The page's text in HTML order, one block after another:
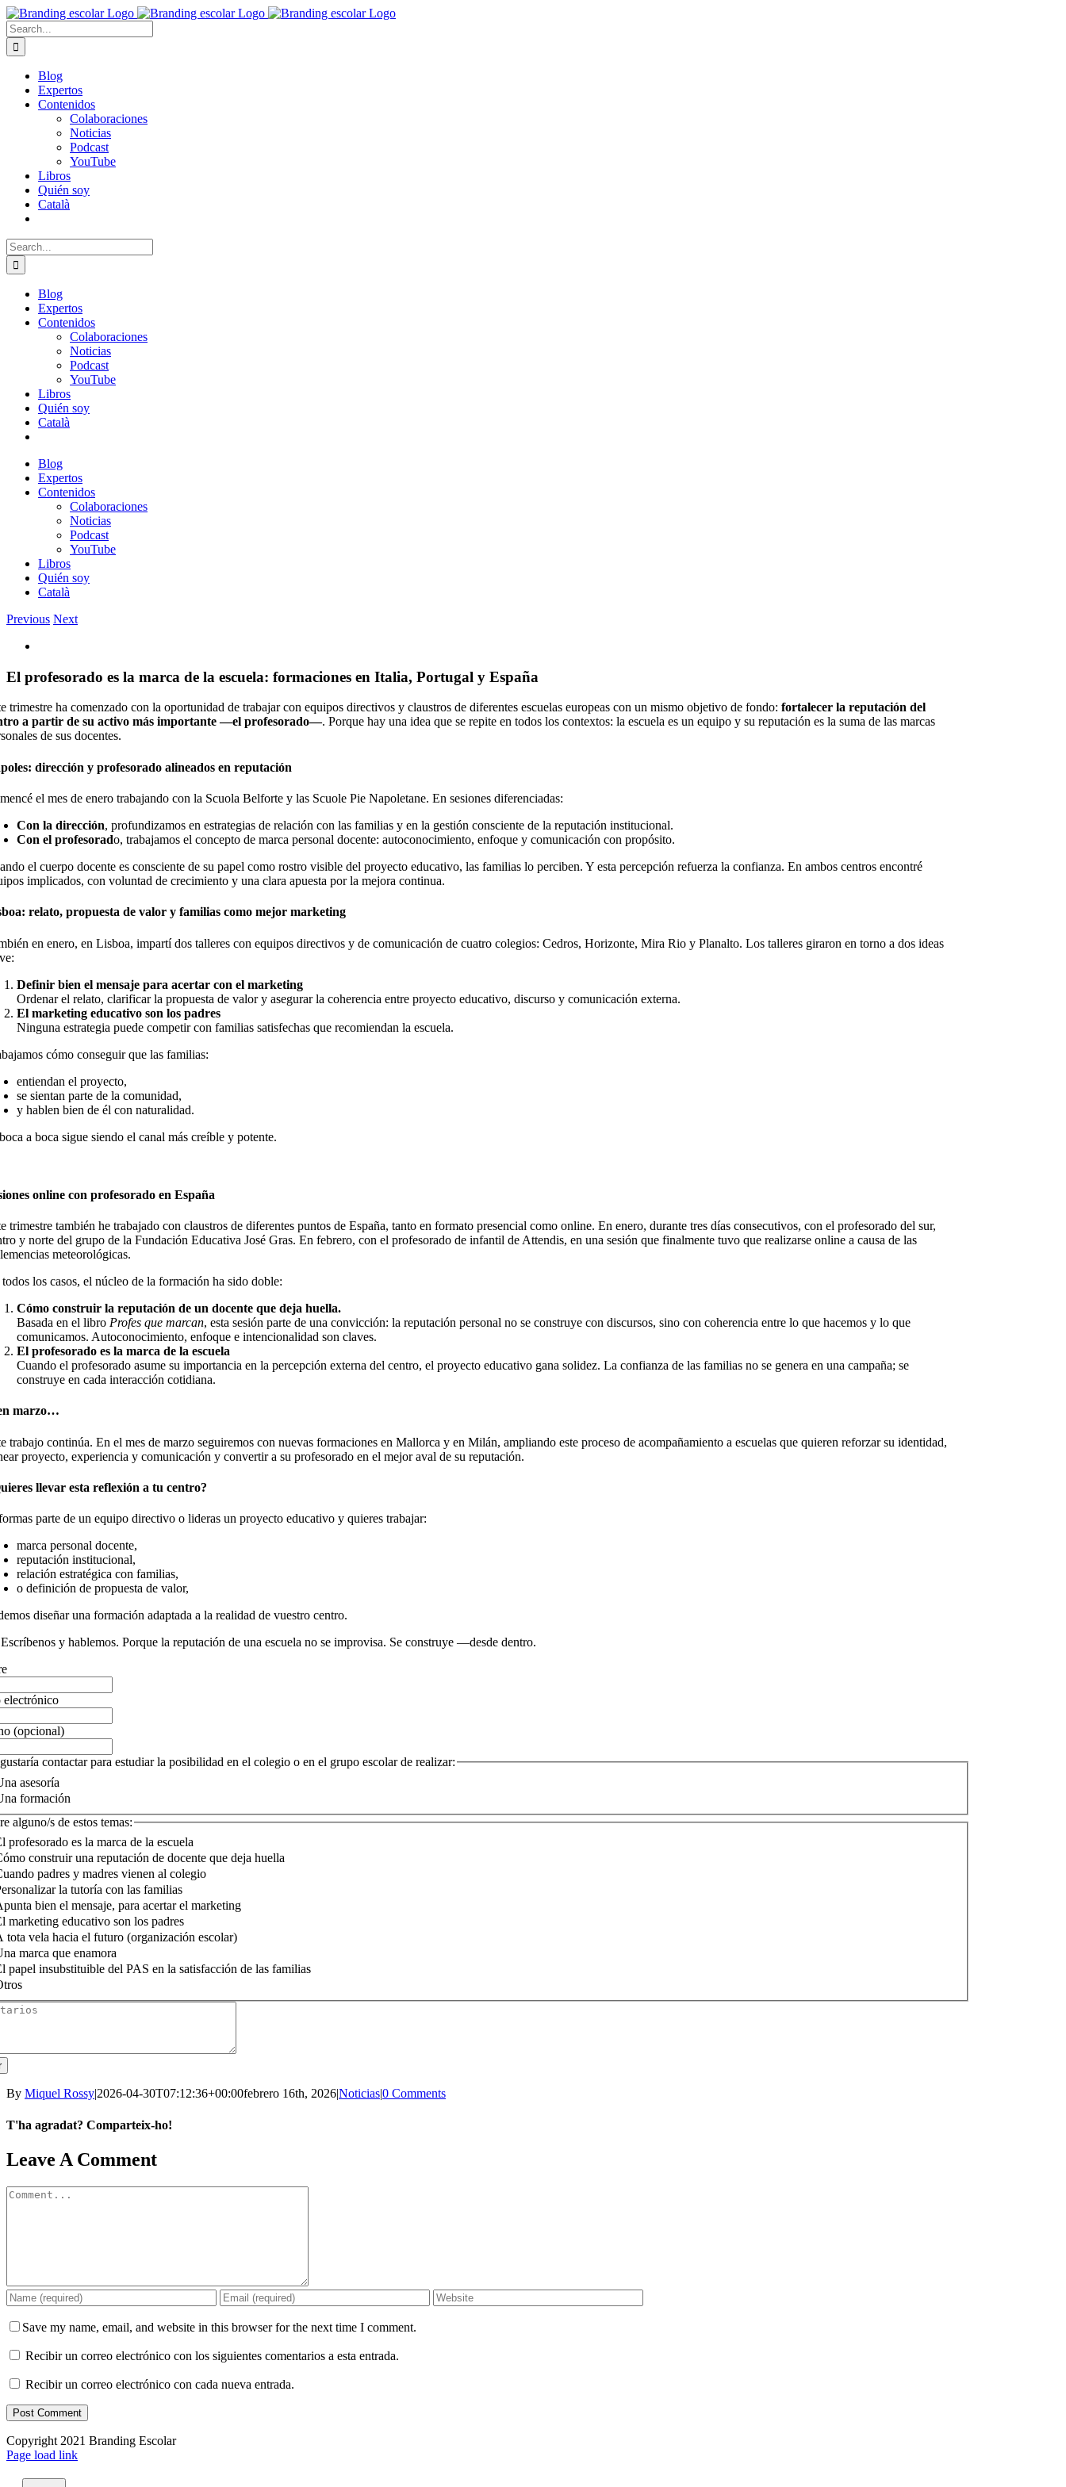
Skip
to
content
Search
for:
Blog
Expertos
Contenidos
Colaboraciones
Noticias
Podcast
YouTube
Libros
Quién soy
Català
Search
for:
Blog
Expertos
Contenidos
Colaboraciones
Noticias
Podcast
YouTube
Libros
Quién soy
Català
Blog
Expertos
Contenidos
Colaboraciones
Noticias
Podcast
YouTube
Libros
Quién soy
Català
Previous Next
Image
El profesorado es la marca de la escuela: formaciones en Italia, Portugal y España
trimestre ha comenzado con la oportunidad de trabajar con equipos directivos y claustros de diferentes escuelas europeas con un mismo objetivo de fondo:fortalecer la reputación del
a partir de su activo más importante —el profesorado—. Porque hay una idea que se repite en todos los contextos: la escuela es un equipo y su reputación es la suma de las marcas
de sus docentes.
dirección y profesorado alineados en reputación
el mes de enero trabajando con la Scuola Belforte y las Scuole Pie Napoletane. En sesiones diferenciadas:
Con la dirección, profundizamos en estrategias de relación con las familias y en la gestión consciente de la reputación institucional.
Con el profesorado, trabajamos el concepto de marca personal docente: autoconocimiento, enfoque y comunicación con propósito.
el cuerpo docente es consciente de su papel como rostro visible del proyecto educativo, las familias lo perciben. Y esta percepción refuerza la confianza. En ambos centros encontré
implicados, con voluntad de crecimiento y una clara apuesta por la mejora continua.
relato, propuesta de valor y familias como mejor marketing
en enero, en Lisboa, impartí dos talleres con equipos directivos y de comunicación de cuatro colegios: Cedros, Horizonte, Mira Rio y Planalto. Los talleres giraron en torno a dos ideas
Definir bien el mensaje para acertar con el marketing
Ordenar el relato, clarificar la propuesta de valor y asegurar la coherencia entre proyecto educativo, discurso y comunicación externa.
El marketing educativo son los padres
Ninguna estrategia puede competir con familias satisfechas que recomiendan la escuela.
cómo conseguir que las familias:
entiendan el proyecto,
se sientan parte de la comunidad,
y hablen bien de él con naturalidad.
a boca sigue siendo el canal más creíble y potente.
online con profesorado en España
trimestre también he trabajado con claustros de diferentes puntos de España, tanto en formato presencial como online. En enero, durante tres días consecutivos, con el profesorado del sur,
y norte del grupo de la Fundación Educativa José Gras. En febrero, con el profesorado de infantil de Attendis, en una sesión que finalmente tuvo que realizarse online a causa de las
meteorológicas.
los casos, el núcleo de la formación ha sido doble:
Cómo construir la reputación de un docente que deja huella.
Basada en el libro Profes que marcan, esta sesión parte de una convicción: la reputación personal no se construye con discursos, sino con coherencia entre lo que hacemos y lo que
comunicamos. Autoconocimiento, enfoque e intencionalidad son claves.
El profesorado es la marca de la escuela
Cuando el profesorado asume su importancia en la percepción externa del centro, el proyecto educativo gana solidez. La confianza de las familias no se genera en una campaña; se
construye en cada interacción cotidiana.
marzo…
trabajo continúa. En el mes de marzo seguiremos con nuevas formaciones en Mallorca y en Milán, ampliando este proceso de acompañamiento a escuelas que quieren reforzar su identidad,
proyecto, experiencia y comunicación y convertir a su profesorado en el mejor aval de su reputación.
llevar esta reflexión a tu centro?
parte de un equipo directivo o lideras un proyecto educativo y quieres trabajar:
marca personal docente,
reputación institucional,
relación estratégica con familias,
o definición de propuesta de valor,
diseñar una formación adaptada a la realidad de vuestro centro.
y hablemos. Porque la reputación de una escuela no se improvisa. Se construye —desde dentro.
electrónico
(opcional)
contactar para estudiar la posibilidad en el colegio o en el grupo escolar de realizar:
asesoría
formación
alguno/s de estos temas:
profesorado es la marca de la escuela
construir una reputación de docente que deja huella
padres y madres vienen al colegio
la tutoría con las familias
bien el mensaje, para acertar el marketing
marketing educativo son los padres
tota vela hacia el futuro (organización escolar)
marca que enamora
papel insubstituible del PAS en la satisfacción de las familias
By Miquel Rossy|2026-04-30T07:12:36+00:00febrero 16th, 2026|Noticias|0 Comments
T'ha agradat? Comparteix-ho!
Facebook
X
LinkedIn
WhatsApp
Telegram
Email
Leave A Comment
Comment
Save my name, email, and website in this browser for the next time I comment.
Recibir un correo electrónico con los siguientes comentarios a esta entrada.
Recibir un correo electrónico con cada nueva entrada.
Copyright 2021 Branding Escolar
X
Instagram
LinkedIn
YouTube
Email
Facebook
Page load link